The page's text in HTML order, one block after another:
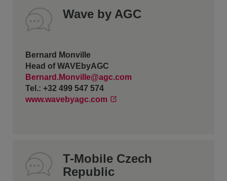
Wave by AGC
Bernard Monville
Head of WAVEbyAGC
Bernard.Monville@agc.com
Tel.: +32 499 547 574
www.wavebyagc.com
T-Mobile Czech
Republic